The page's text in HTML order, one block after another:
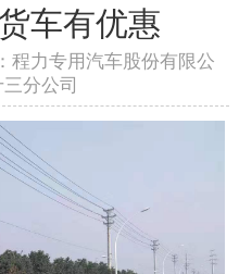
车有优惠
力专用汽车股份有限公
分公司